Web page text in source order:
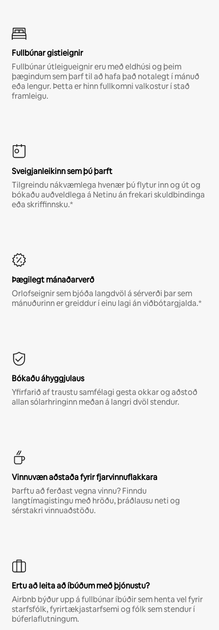
Fullbúnar gistieignir
Fullbúnar útleigueignir eru með eldhúsi og þeim
þægindum sem þarf til að hafa það notalegt í mánuð
eða lengur. Þetta er hinn fullkomni valkostur í stað
framleigu.
Sveigjanleikinn sem þú þarft
Tilgreindu nákvæmlega hvenær þú flytur inn og út og
bókaðu auðveldlega á Netinu án frekari skuldbindinga
eða skriffinnsku.*
Þægilegt mánaðarverð
Orlofseignir sem bjóða langdvöl á sérverði þar sem
mánuðurinn er greiddur í einu lagi án viðbótargjalda.*
Bókaðu áhyggjulaus
Yfirfarið af traustu samfélagi gesta okkar og aðstoð
allan sólarhringinn meðan á langri dvöl stendur.
Vinnuvæn aðstaða fyrir fjarvinnuflakkara
Þarftu að ferðast vegna vinnu? Finndu
langtímagistingu með hröðu, þráðlausu neti og
sérstakri vinnuaðstöðu.
Ertu að leita að íbúðum með þjónustu?
Airbnb býður upp á fullbúnar íbúðir sem henta vel fyrir
starfsfólk, fyrirtækjastarfsemi og fólk sem stendur í
búferlaflutningum.